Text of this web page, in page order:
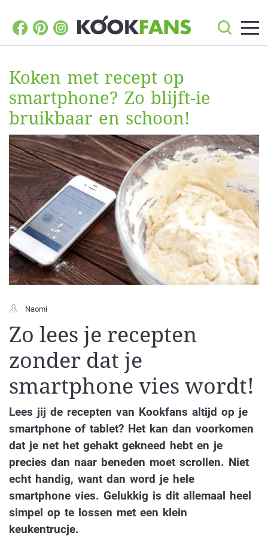
Koken met recept op
smartphone? Zo blijft-ie
bruikbaar en schoon!
Naomi
Zo lees je recepten
zonder dat je
smartphone vies wordt!
Lees jij de recepten van Kookfans altijd op je
smartphone of tablet? Het kan dan voorkomen
dat je net het gehakt gekneed hebt en je
precies dan naar beneden moet scrollen. Niet
echt handig, want dan word je hele
smartphone vies. Gelukkig is dit allemaal heel
simpel op te lossen met een klein
keukentrucje.